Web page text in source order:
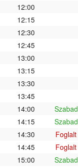
12:00
12:15
12:30
12:45
13:00
13:15
13:30
13:45
14:00
Szabad
14:15
Szabad
14:30
Foglalt
14:45
Foglalt
15:00
Szabad